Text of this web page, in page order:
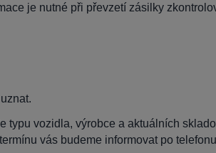
je nutné při převzetí zásilky
typu vozidla, výrobce a aktuálních
vás budeme informovat po